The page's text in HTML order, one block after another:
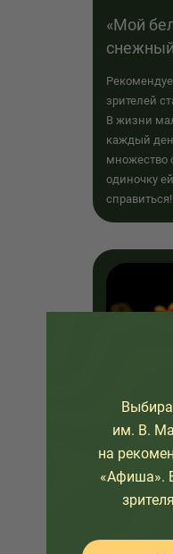
«Мой
зрителей
В жизни
каждый
множество
одиночку
справиться!
им. В.
на
«Афиша».